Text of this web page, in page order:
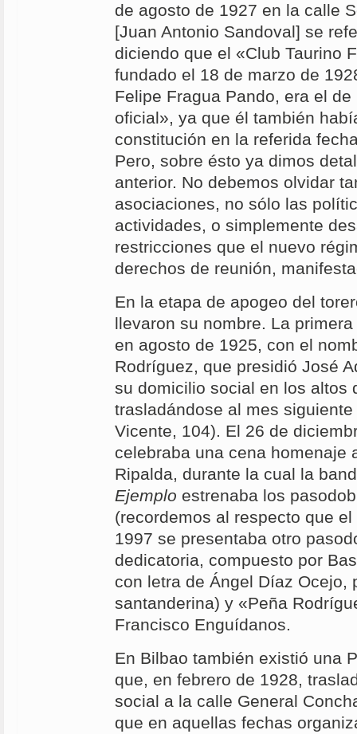
de agosto de 1927 en la calle
[Juan Antonio Sandoval] se
diciendo que el «Club Taurino
fundado el 18 de marzo de
Felipe Fragua Pando, era el
oficial», ya que él también
constitución en la referida
Pero, sobre ésto ya dimos
anterior. No debemos olvidar
asociaciones, no sólo las
actividades, o simplemente
restricciones que el nuevo
derechos de reunión,
En la etapa de apogeo del
llevaron su nombre. La
en agosto de 1925, con el
Rodríguez, que presidió José
su domicilio social en los altos
trasladándose al mes
Vicente, 104). El 26 de
celebraba una cena homenaje
Ripalda, durante la cual la
Ejemplo estrenaba los
(recordemos al respecto que
1997 se presentaba otro
dedicatoria, compuesto por
con letra de Ángel Díaz Ocejo,
santanderina) y «Peña
Francisco Enguídanos.
En Bilbao también existió una
que, en febrero de 1928,
social a la calle General
que en aquellas fechas